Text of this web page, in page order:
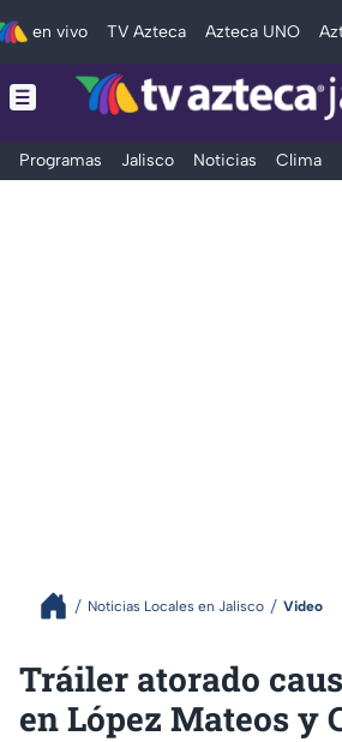
en vivo TV Azteca Azteca UNO
Programas Jalisco Noticias Clima
Noticias Locales en Jalisco Video
Tráiler atorado
en López Mateos y